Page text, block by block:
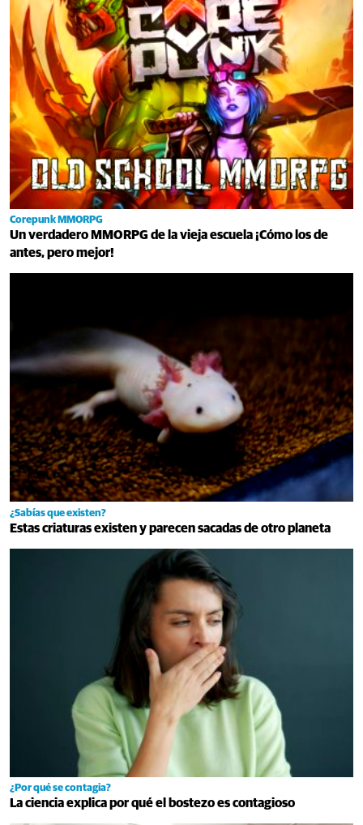
Corepunk MMORPG
Un verdadero MMORPG de la vieja escuela ¡Cómo los de
antes, pero mejor!
¿Sabías que existen?
Estas criaturas existen y parecen sacadas de otro planeta
¿Por qué se contagia?
La ciencia explica por qué el bostezo es contagioso